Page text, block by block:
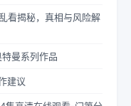
看揭秘，真相与风险解
曼系列作品
建议